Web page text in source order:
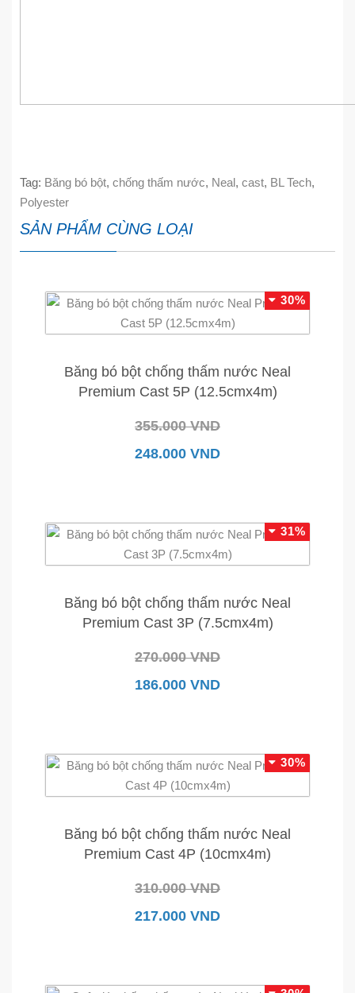
Tag: Băng bó bột, chống thấm nước, Neal, cast, BL Tech,
Polyester
SẢN PHẨM CÙNG LOẠI
30%
Băng bó bột chống thấm nước Neal
Premium Cast 5P (12.5cmx4m)
355.000 VND
248.000 VND
31%
Băng bó bột chống thấm nước Neal
Premium Cast 3P (7.5cmx4m)
270.000 VND
186.000 VND
30%
Băng bó bột chống thấm nước Neal
Premium Cast 4P (10cmx4m)
310.000 VND
217.000 VND